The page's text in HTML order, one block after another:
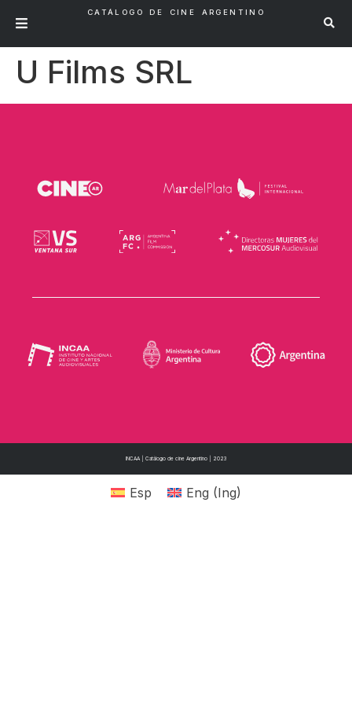
CATÁLOGO DE CINE ARGENTINO
U Films SRL
INCAA | Catálogo de cine Argentino | 2023
Esp Eng (Ing)